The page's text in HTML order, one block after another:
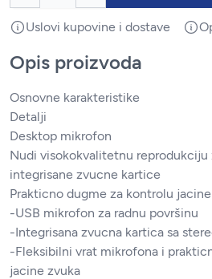
Uslovi kupovine i dostave
Opis proizvoda
Osnovne karakteristike
Detalji
Desktop mikrofon
Nudi visokokvalitetnu reprodukciju
integrisane zvucne kartice
Prakticno dugme za kontrolu
-USB mikrofon za radnu površinu
-Integrisana zvucna kartica sa
-Fleksibilni vrat mikrofona i
jacine zvuka